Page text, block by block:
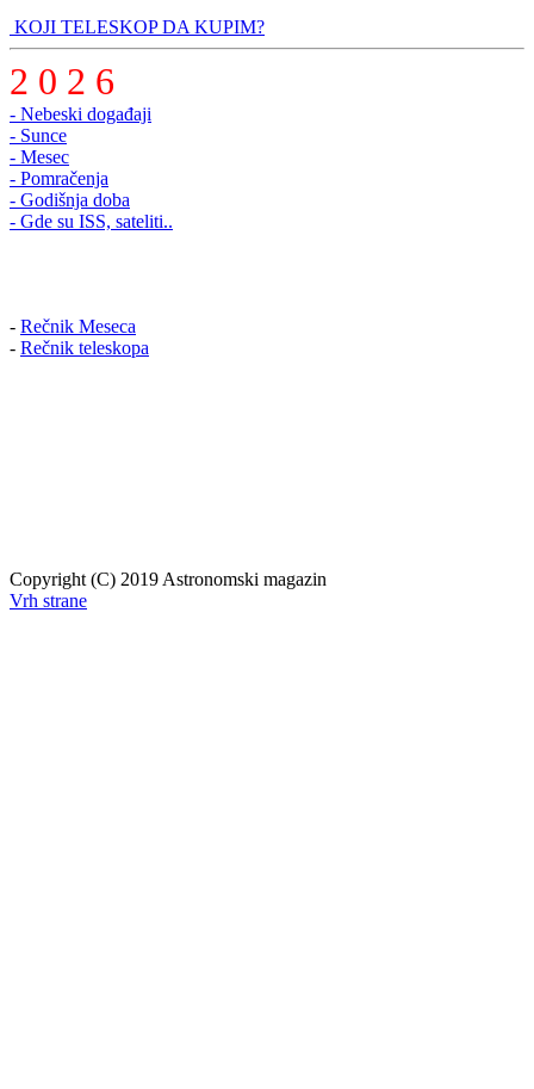
KOJI TELESKOP DA KUPIM?
2 0 2 6
- Nebeski događaji
- Sunce
- Mesec
- Pomračenja
- Godišnja doba
- Gde su ISS, sateliti..
- Rečnik Meseca
- Rečnik teleskopa
Copyright (C) 2019 Astronomski magazin
Vrh strane